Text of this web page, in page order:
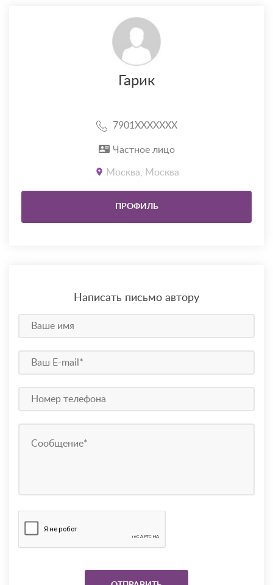
Гарик
7901XXXXXXX
Частное лицо
Москва, Москва
ПРОФИЛЬ
Написать письмо автору